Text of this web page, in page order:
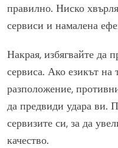
правилно. Ниско
сервиси и намалена
Накрая, избягвайте да
сервиса. Ако езикът на
разположение,
да предвиди удара ви.
сервизите си, за да
качество.